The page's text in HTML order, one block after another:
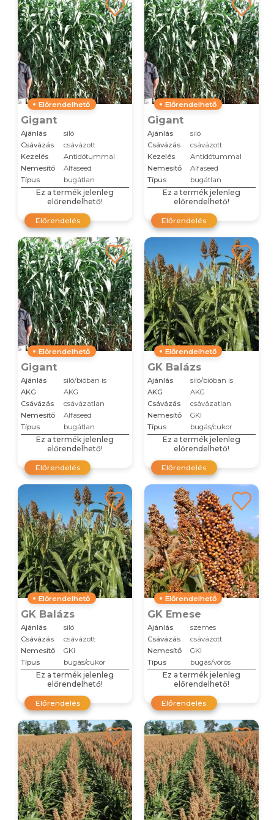
Előrendelhető
Gigant
Ajánlás
siló
Csávázás
csávázott
Kezelés
Antidótummal
Nemesítő
Alfaseed
Típus
bugátlan
Ez a termék jelenleg
előrendelhető!
Előrendelés
Előrendelhető
Gigant
Ajánlás
siló
Csávázás
csávázott
Kezelés
Antidótummal
Nemesítő
Alfaseed
Típus
bugátlan
Ez a termék jelenleg
előrendelhető!
Előrendelés
Előrendelhető
Gigant
Ajánlás
siló/bióban is
AKG
AKG
Csávázás
csávázatlan
Nemesítő
Alfaseed
Típus
bugátlan
Ez a termék jelenleg
előrendelhető!
Előrendelés
Előrendelhető
GK Balázs
Ajánlás
siló/bióban is
AKG
AKG
Csávázás
csávázatlan
Nemesítő
GKI
Típus
bugás/cukor
Ez a termék jelenleg
előrendelhető!
Előrendelés
Előrendelhető
GK Balázs
Ajánlás
siló
Csávázás
csávázott
Nemesítő
GKI
Típus
bugás/cukor
Ez a termék jelenleg
előrendelhető!
Előrendelés
Előrendelhető
GK Emese
Ajánlás
szemes
Csávázás
csávázott
Nemesítő
GKI
Típus
bugás/vörös
Ez a termék jelenleg
előrendelhető!
Előrendelés